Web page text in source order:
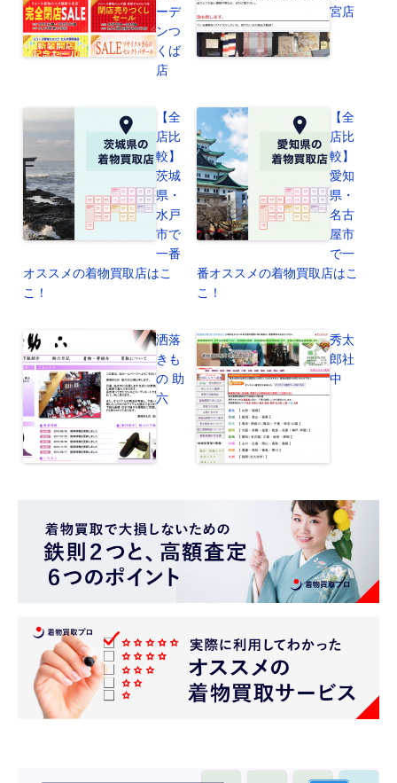
ーデ
ンつ
くば
店
宮店
【全
店比
較】
茨城
県・
水戸
市で
一番
オススメの着物買取店はこ
こ！
【全
店比
較】
愛知
県・
名古
屋市
で一
番オススメの着物買取店はこ
こ！
洒落
きも
の 助
六
秀太
郎社
中